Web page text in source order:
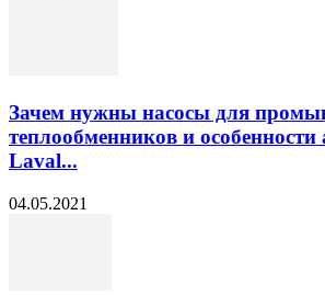
Зачем нужны насосы для
теплообменников и особенности
Laval...
04.05.2021